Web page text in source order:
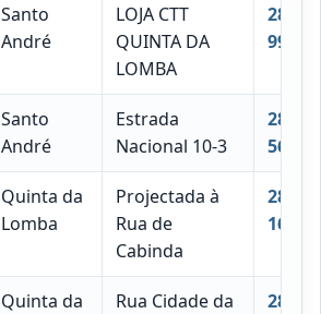
Santo
André
LOJA CTT
QUINTA DA
LOMBA
2830-
998
Santo
André
Estrada
Nacional 10-3
2830-
568
Quinta da
Lomba
Projectada à
Rua de
Cabinda
2830-
169
Quinta da
Rua Cidade da
2830-